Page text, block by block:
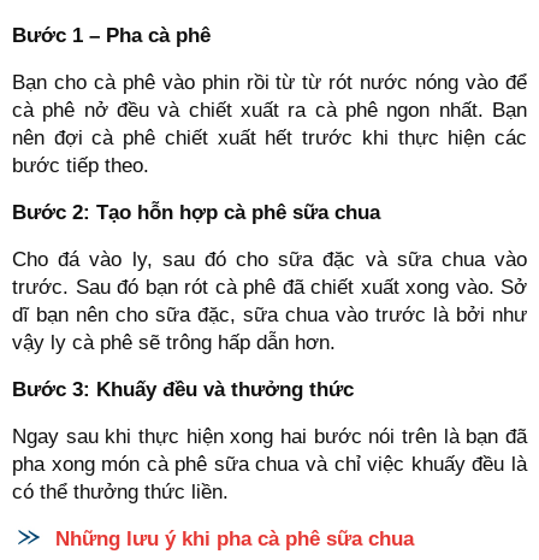
Bước 1 – Pha cà phê
Bạn cho cà phê vào phin rồi từ từ rót nước nóng vào để
cà phê nở đều và chiết xuất ra cà phê ngon nhất. Bạn
nên đợi cà phê chiết xuất hết trước khi thực hiện các
bước tiếp theo.
Bước 2: Tạo hỗn hợp cà phê sữa chua
Cho đá vào ly, sau đó cho sữa đặc và sữa chua vào
trước. Sau đó bạn rót cà phê đã chiết xuất xong vào. Sở
dĩ bạn nên cho sữa đặc, sữa chua vào trước là bởi như
vậy ly cà phê sẽ trông hấp dẫn hơn.
Bước 3: Khuấy đều và thưởng thức
Ngay sau khi thực hiện xong hai bước nói trên là bạn đã
pha xong món cà phê sữa chua và chỉ việc khuấy đều là
có thể thưởng thức liền.
Những lưu ý khi pha cà phê sữa chua